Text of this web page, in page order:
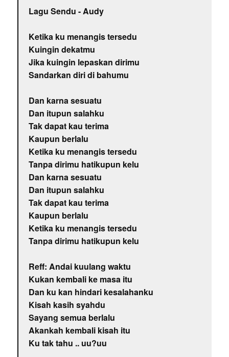
Lagu Sendu - Audy
Ketika ku menangis tersedu
Kuingin dekatmu
Jika kuingin lepaskan dirimu
Sandarkan diri di bahumu
Dan karna sesuatu
Dan itupun salahku
Tak dapat kau terima
Kaupun berlalu
Ketika ku menangis tersedu
Tanpa dirimu hatikupun kelu
Dan karna sesuatu
Dan itupun salahku
Tak dapat kau terima
Kaupun berlalu
Ketika ku menangis tersedu
Tanpa dirimu hatikupun kelu
Reff: Andai kuulang waktu
Kukan kembali ke masa itu
Dan ku kan hindari kesalahanku
Kisah kasih syahdu
Sayang semua berlalu
Akankah kembali kisah itu
Ku tak tahu .. uu?uu